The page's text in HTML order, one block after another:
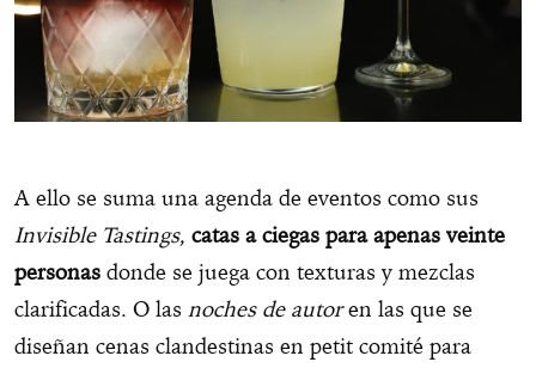
A ello se suma una agenda de eventos como sus
Invisible Tastings, catas a ciegas para apenas veinte
personas donde se juega con texturas y mezclas
clarificadas. O las noches de autoren las que se
diseñan cenas clandestinas en petit comité para